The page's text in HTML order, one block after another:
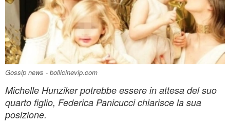
Gossip news - bollicinevip.com
Michelle Hunziker potrebbe essere in attesa del suo
quarto figlio, Federica Panicucci chiarisce la sua
posizione.